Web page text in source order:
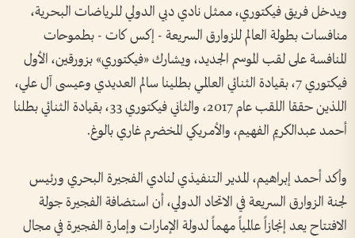
ويدخل فريق فيكتوري، ممثل نادي دبي الدولي للرياضات البحرية،
منافسات بطولة العالم للزوارق السريعة - إكس كات - بطموحات
المنافسة على لقب الموسم الجديد، ويشارك «فيكتوري» بزورقين، الأول
فيكتوري 7، بقيادة الثنائي العالمي بطلينا سالم العديدي وعيسى آل علي،
اللذين حققا اللقب عام 2017، والثاني فيكتوري 33، بقيادة الثنائي بطلنا
أحمد عبدالكريم الفهيم، والأمريكي المخضرم غاري بالوغ.
وأكد أحمد إبراهيم، المدير التنفيذي لنادي الفجيرة البحري ورئيس
لجنة الزوارق السريعة في الاتحاد الدولي، أن استضافة الفجيرة جولة
الافتتاح يعد إنجازاً عالمياً مهماً لدولة الإمارات وإمارة الفجيرة في مجال